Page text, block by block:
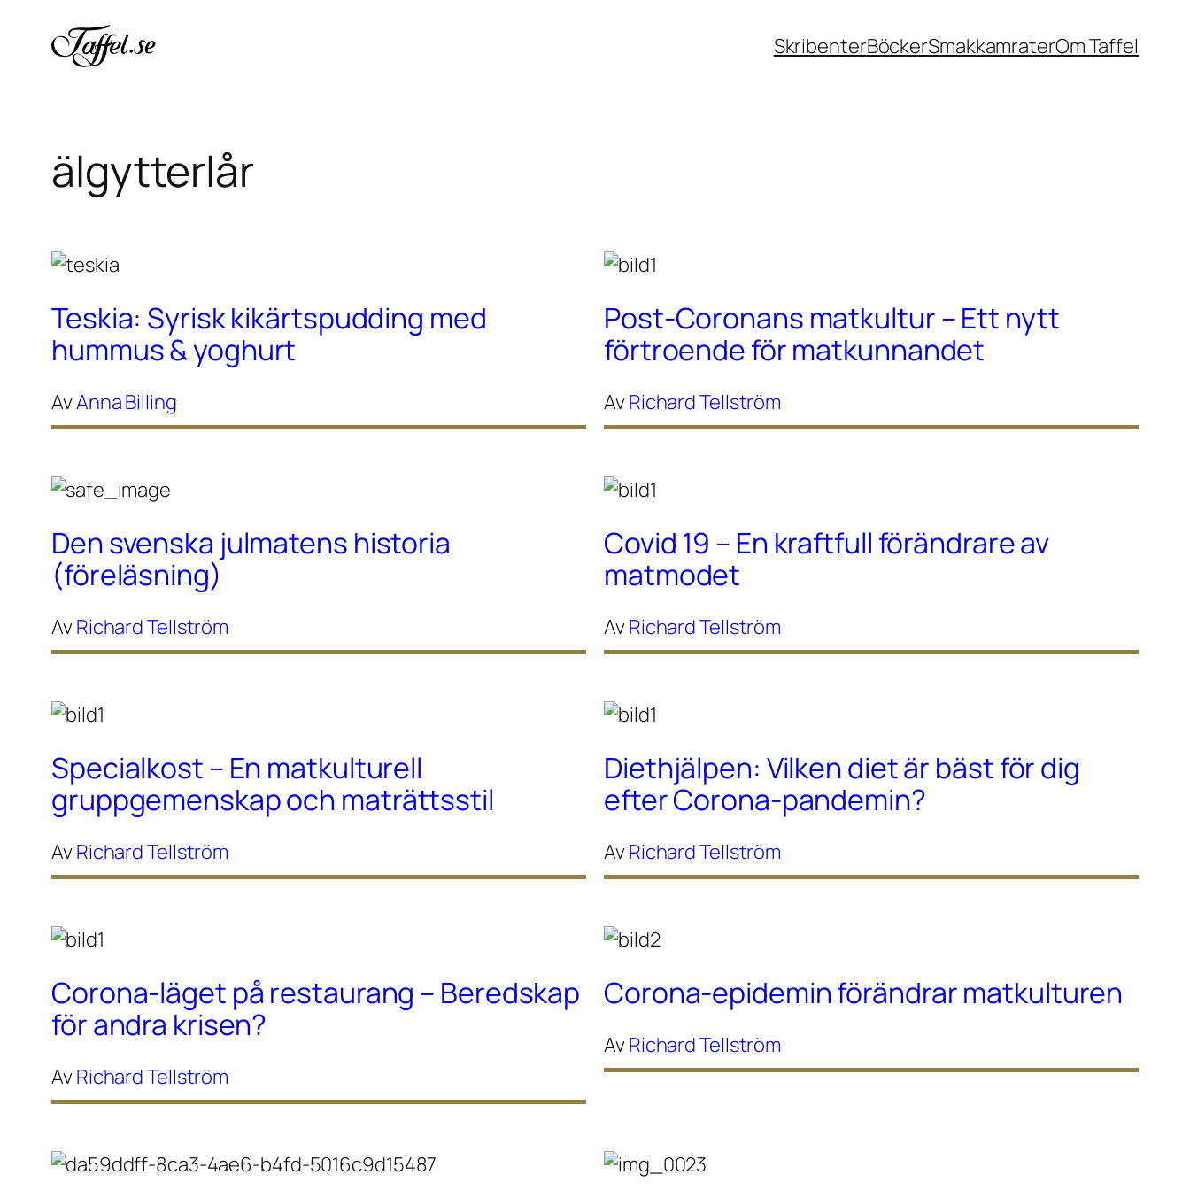
innehåll
SkribenterBöckerSmakkamraterOm Taffel
älgytterlår
Teskia: Syrisk kikärtspudding med
hummus & yoghurt
AvAnna Billing
Post-Coronans matkultur – Ett nytt
förtroende för matkunnandet
AvRichard Tellström
Den svenska julmatens historia
(föreläsning)
AvRichard Tellström
Covid 19 – En kraftfull förändrare av
matmodet
AvRichard Tellström
Specialkost – En matkulturell
gruppgemenskap och maträttsstil
AvRichard Tellström
Diethjälpen: Vilken diet är bäst för dig
efter Corona-pandemin?
AvRichard Tellström
Corona-läget på restaurang – Beredskap
för andra krisen?
AvRichard Tellström
Corona-epidemin förändrar matkulturen
AvRichard Tellström